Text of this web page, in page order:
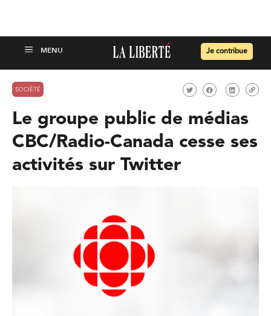
Je contribue
SOCIÉTÉ
Le groupe public de médias
CBC/Radio-Canada cesse ses
activités sur Twitter